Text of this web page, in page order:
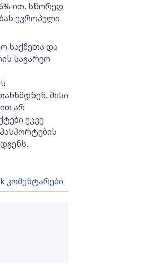
ით. სწორედ
ევროპული
საქმეთა და
საგარეო
მისი
არ
უკვე
კომენტარები